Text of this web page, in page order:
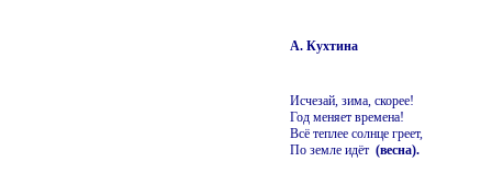
А. Кухтина
Исчезай, зима, скорее!
Год меняет времена!
Всё теплее солнце греет,
По земле идёт (весна).